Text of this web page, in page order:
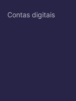
Contas digitais